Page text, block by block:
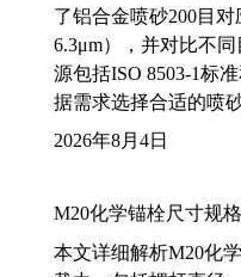
了铝合金喷砂200目
6.3μm），并对比不
源包括ISO 8503-1标
据需求选择合适的喷
2026年8月4日
M20化学锚栓尺寸规
本文详细解析M20化